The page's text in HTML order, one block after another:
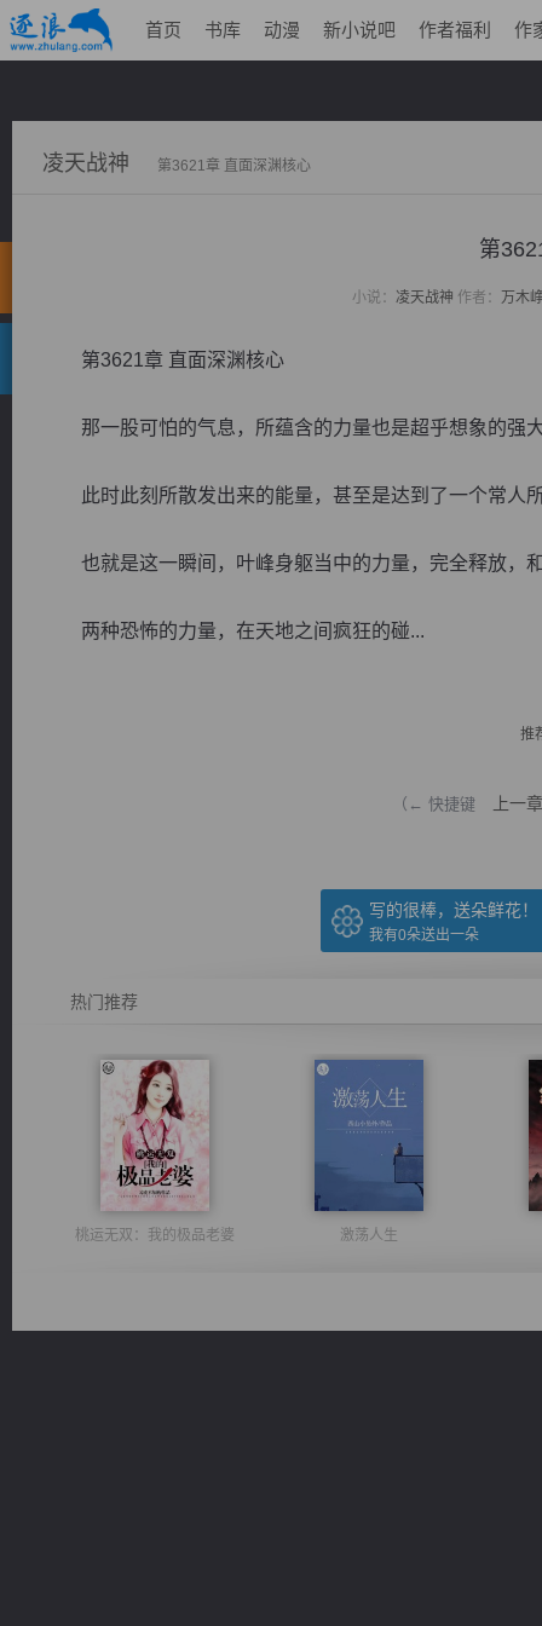
首页 书库 动漫 新小说吧 作者福利 作
凌天战神 第3621章 直面深渊核心
第
小说： 凌天战神 作者： 万木
第3621章 直面深渊核心
那一股可怕的气息，所蕴含的力量也是超乎想象的强
此时此刻所散发出来的能量，甚至是达到了一个常人
也就是这一瞬间，叶峰身躯当中的力量，完全释放，
两种恐怖的力量，在天地之间疯狂的碰...
推
（← 快捷键 上一章
写的很棒，送朵鲜花！
我有0朵送出一朵
热门推荐
桃运无双：我的极品老婆 激荡人生